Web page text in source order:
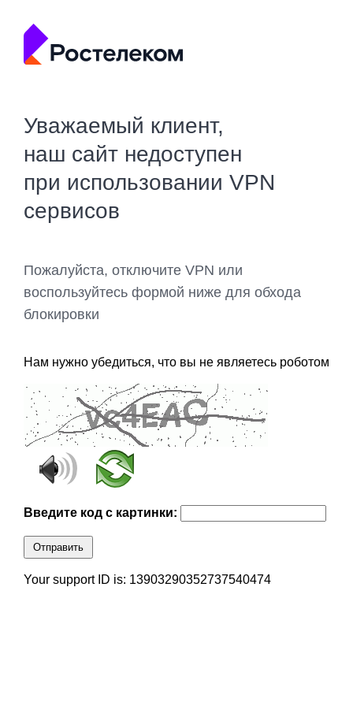
Уважаемый клиент,
наш сайт недоступен
при использовании VPN
сервисов
Пожалуйста, отключите VPN или
воспользуйтесь формой ниже для обхода
блокировки
Нам нужно убедиться, что вы не являетесь роботом
Введите код с картинки:
Отправить
Your support ID is: 13903290352737540474